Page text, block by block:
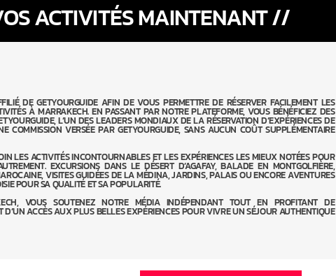
ACTIVITÉS MAINTENANT //
DE GETYOURGUIDE AFIN DE VOUS PERMETTRE DE RÉSERVER FACILEMENT LES
À MARRAKECH. EN PASSANT PAR NOTRE PLATEFORME, VOUS BÉNÉFICIEZ DES
L’UN DES LEADERS MONDIAUX DE LA RÉSERVATION D’EXPÉRIENCES DE
COMMISSION VERSÉE PAR GETYOURGUIDE, SANS AUCUN COÛT SUPPLÉMENTAIRE
LES ACTIVITÉS INCONTOURNABLES ET LES EXPÉRIENCES LES MIEUX NOTÉES POUR
EXCURSIONS DANS LE DÉSERT D’AGAFAY, BALADE EN MONTGOLFIÈRE,
VISITES GUIDÉES DE LA MÉDINA, JARDINS, PALAIS OU ENCORE AVENTURES
POUR SA QUALITÉ ET SA POPULARITÉ.
VOUS SOUTENEZ NOTRE MÉDIA INDÉPENDANT TOUT EN PROFITANT DE
ACCÈS AUX PLUS BELLES EXPÉRIENCES POUR VIVRE UN SÉJOUR AUTHENTIQUE